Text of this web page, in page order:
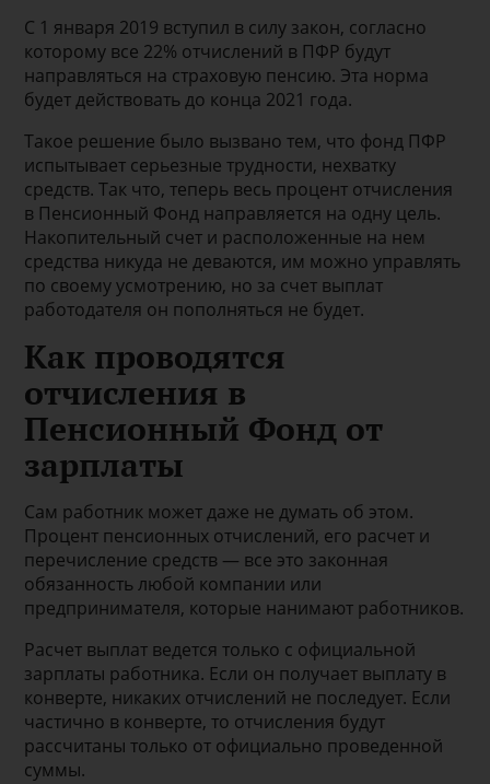
С 1 января 2019 вступил в силу закон, согласно
которому все 22% отчислений в ПФР будут
направляться на страховую пенсию. Эта норма
будет действовать до конца 2021 года.
Такое решение было вызвано тем, что фонд ПФР
испытывает серьезные трудности, нехватку
средств. Так что, теперь весь процент отчисления
в Пенсионный Фонд направляется на одну цель.
Накопительный счет и расположенные на нем
средства никуда не деваются, им можно управлять
по своему усмотрению, но за счет выплат
работодателя он пополняться не будет.
Как проводятся
отчисления в
Пенсионный Фонд от
зарплаты
Сам работник может даже не думать об этом.
Процент пенсионных отчислений, его расчет и
перечисление средств — все это законная
обязанность любой компании или
предпринимателя, которые нанимают работников.
Расчет выплат ведется только с официальной
зарплаты работника. Если он получает выплату в
конверте, никаких отчислений не последует. Если
частично в конверте, то отчисления будут
рассчитаны только от официально проведенной
суммы.